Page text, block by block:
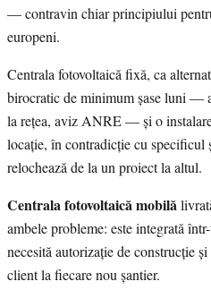
— contravin chiar principiului
europeni.
Centrala fotovoltaică fixă, ca
birocratic de minimum șase luni —
la rețea, aviz ANRE — și o
locație, în contradicție cu specificul
relochează de la un proiect la altul.
Centrala fotovoltaică mobilă
ambele probleme: este integrată
necesită autorizație de construcție
client la fiecare nou șantier.